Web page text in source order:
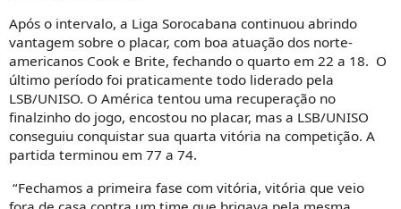
Após o intervalo, a Liga Sorocabana continuou abrindo
vantagem sobre o placar, com boa atuação dos norte-
americanos Cook e Brite, fechando o quarto em 22 a 18. O
último período foi praticamente todo liderado pela
LSB/UNISO. O América tentou uma recuperação no
finalzinho do jogo, encostou no placar, mas a LSB/UNISO
conseguiu conquistar sua quarta vitória na competição. A
partida terminou em 77 a 74.
“Fechamos a primeira fase com vitória, vitória que veio